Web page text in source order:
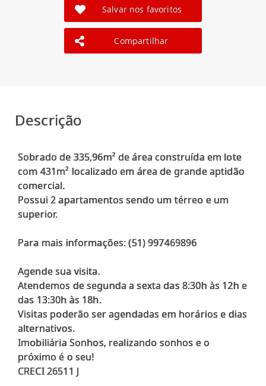
Salvar nos favoritos
Compartilhar
Descrição
Sobrado de 335,96m² de área construída em lote
com 431m² localizado em área de grande aptidão
comercial.
Possui 2 apartamentos sendo um térreo e um
superior.
Para mais informações: (51) 997469896
Agende sua visita.
Atendemos de segunda a sexta das 8:30h às 12h e
das 13:30h às 18h.
Visitas poderão ser agendadas em horários e dias
alternativos.
Imobiliária Sonhos, realizando sonhos e o
próximo é o seu!